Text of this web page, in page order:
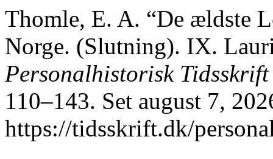
Thomle, E. A. “De ældste
Norge. (Slutning). IX.
Personalhistorisk Tidsskrift
110–143. Set august 7,
https://tidsskrift.dk/